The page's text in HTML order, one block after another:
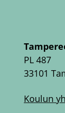
PL 487
33101
Koulun